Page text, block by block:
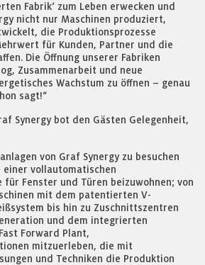
Fabrik‘ zum Leben erwecken und
nicht nur Maschinen produziert,
die Produktionsprozesse
für Kunden, Partner und die
Die Öffnung unserer Fabriken
Zusammenarbeit und neue
Wachstum zu öffnen – genau
sagt!“
Synergy bot den Gästen Gelegenheit,
von Graf Synergy zu besuchen
einer vollautomatischen
für Fenster und Türen beizuwohnen; von
mit dem patentierten V-
bis hin zu Zuschnittszentren
und dem integrierten
Forward Plant,
mitzuerleben, die mit
und Techniken die Produktion